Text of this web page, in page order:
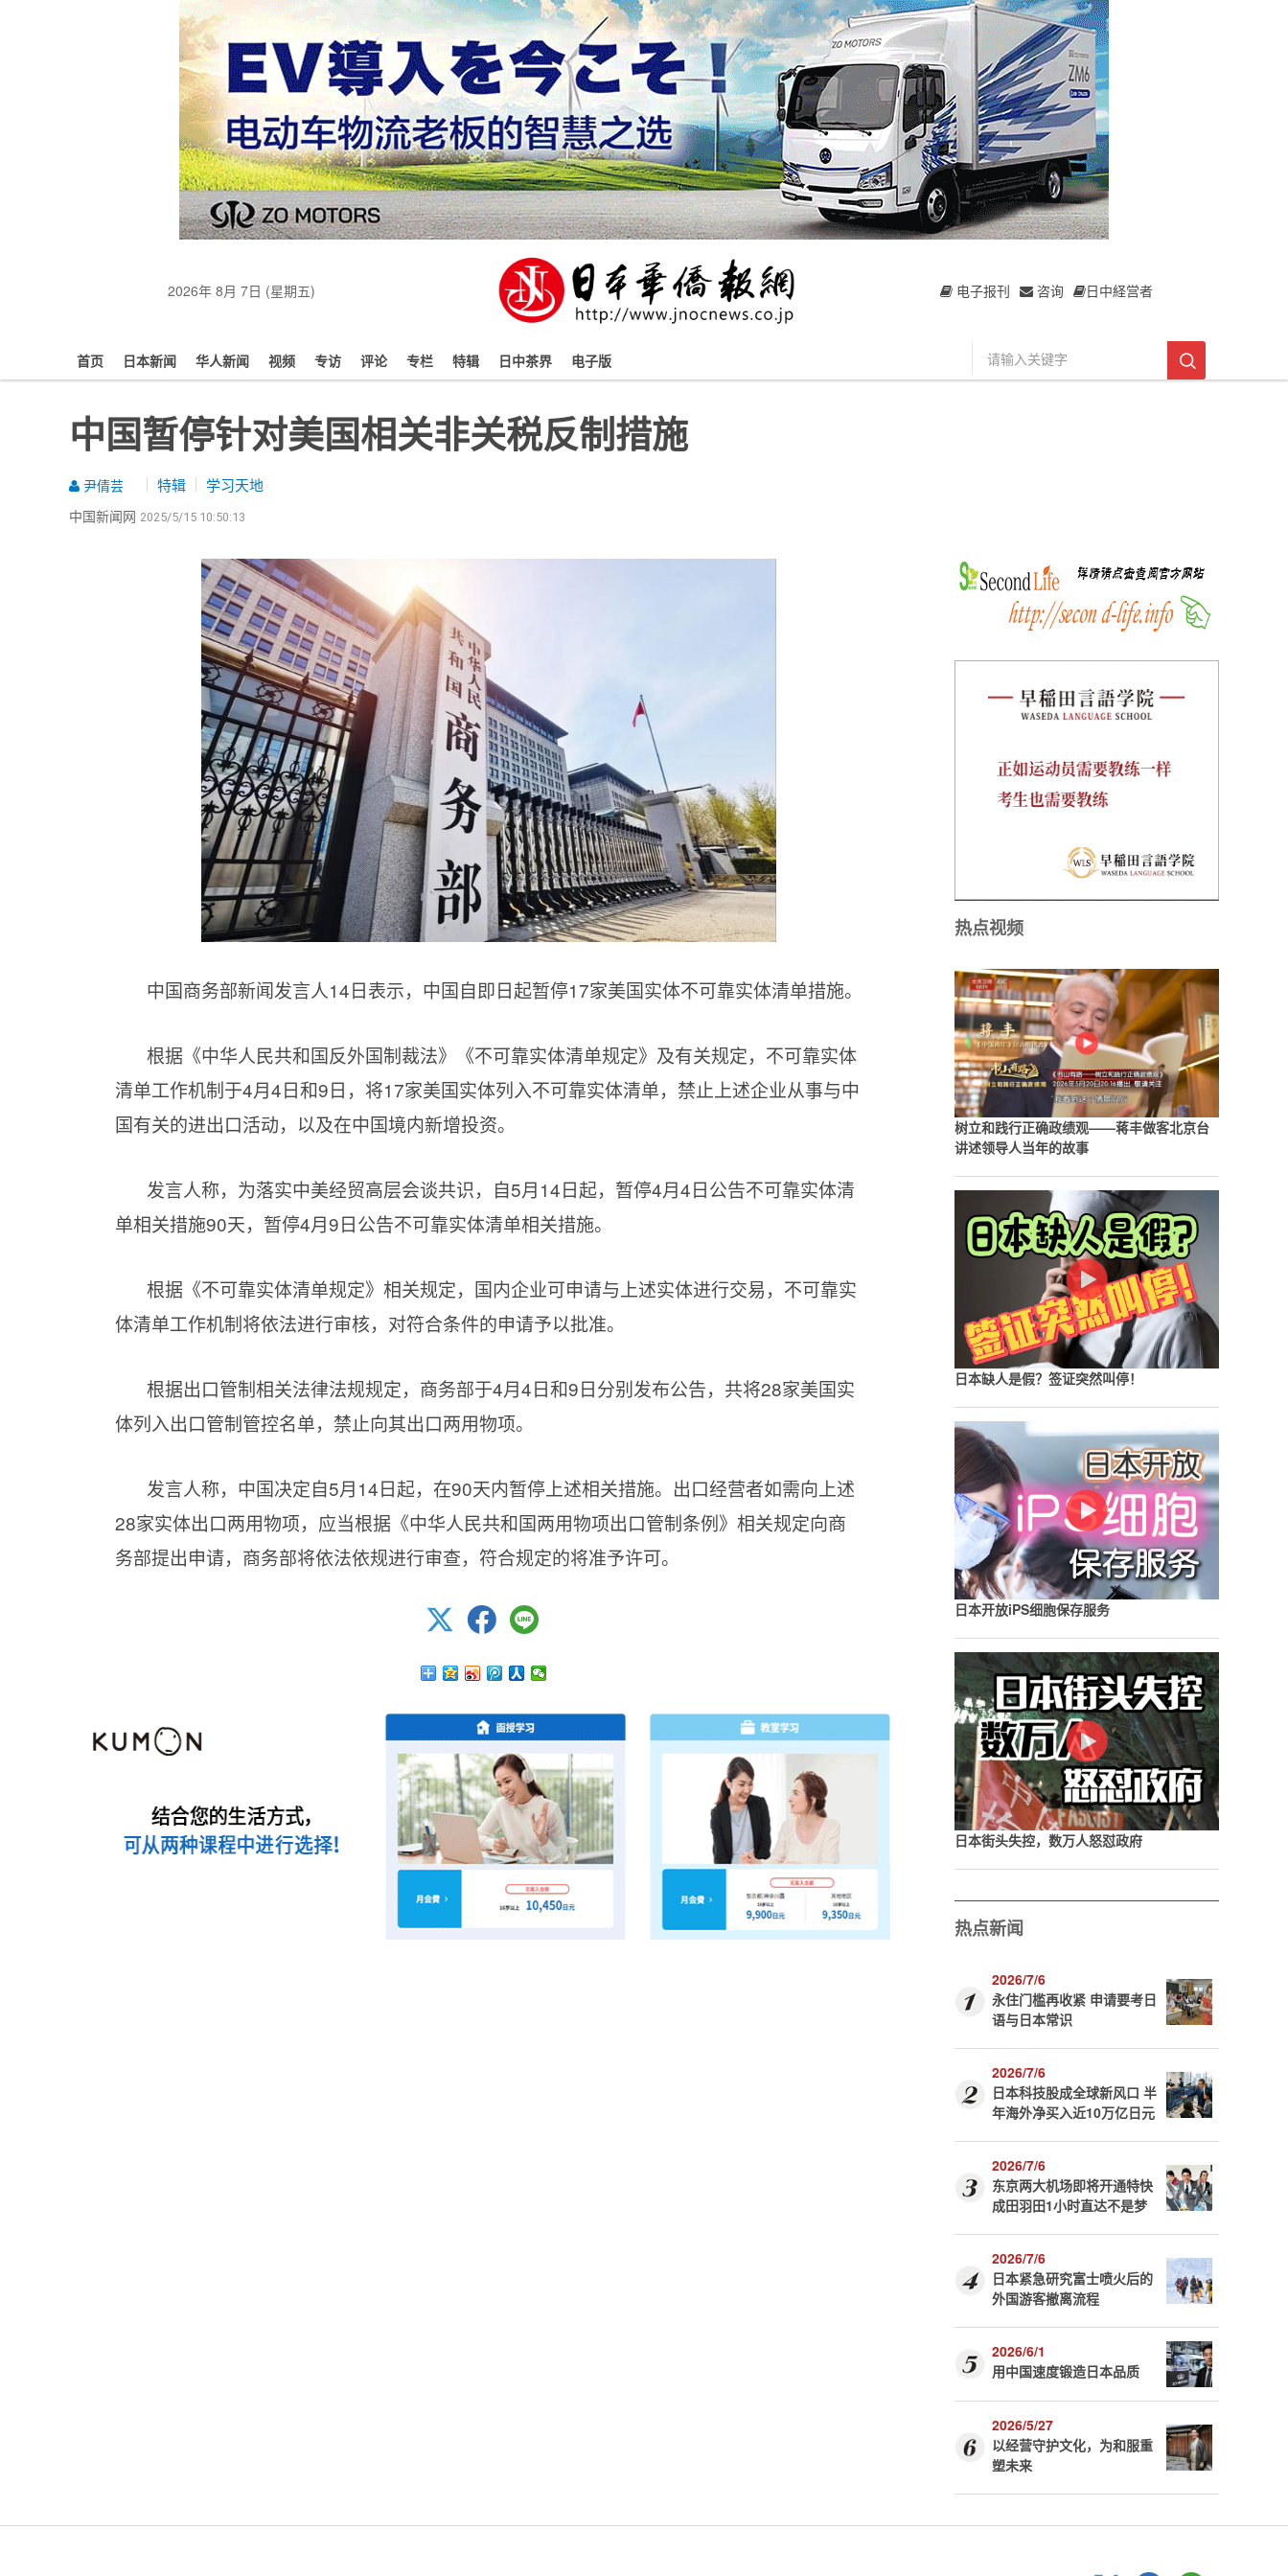
2026年 8月 7日 (星期五) 电子报刊 咨询 日中経営者
首页 日本新闻 华人新闻 视频 专访 评论 专栏 特辑 日中茶界 电子版
中国暂停针对美国相关非关税反制措施
尹倩芸 特辑 学习天地
中国新闻网 2025/5/15 10:50:13
中国商务部新闻发言人14日表示，中国自即日起暂停17家美国实体不可靠实体清单措施。
根据《中华人民共和国反外国制裁法》《不可靠实体清单规定》及有关规定，不可靠实体
清单工作机制于4月4日和9日，将17家美国实体列入不可靠实体清单，禁止上述企业从事与中
国有关的进出口活动，以及在中国境内新增投资。
发言人称，为落实中美经贸高层会谈共识，自5月14日起，暂停4月4日公告不可靠实体清
单相关措施90天，暂停4月9日公告不可靠实体清单相关措施。
根据《不可靠实体清单规定》相关规定，国内企业可申请与上述实体进行交易，不可靠实
体清单工作机制将依法进行审核，对符合条件的申请予以批准。
根据出口管制相关法律法规规定，商务部于4月4日和9日分别发布公告，共将28家美国实
体列入出口管制管控名单，禁止向其出口两用物项。
发言人称，中国决定自5月14日起，在90天内暂停上述相关措施。出口经营者如需向上述
28家实体出口两用物项，应当根据《中华人民共和国两用物项出口管制条例》相关规定向商
务部提出申请，商务部将依法依规进行审查，符合规定的将准予许可。
热点视频
树立和践行正确政绩观——蒋丰做客北京台
讲述领导人当年的故事
日本缺人是假？签证突然叫停！
日本开放iPS细胞保存服务
日本街头失控，数万人怒怼政府
热点新闻
2026/7/6
永住门槛再收紧 申请要考日
语与日本常识
2026/7/6
日本科技股成全球新风口 半
年海外净买入近10万亿日元
2026/7/6
东京两大机场即将开通特快
成田羽田1小时直达不是梦
2026/7/6
日本紧急研究富士喷火后的
外国游客撤离流程
2026/6/1
用中国速度锻造日本品质
2026/5/27
以经营守护文化，为和服重
塑未来